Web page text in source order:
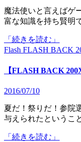
魔法使いと言えばゲームやファンタジー小説に数多く用いられているキャラクターである。一般に魔法使いに対して豊
富な知識を持ち賢明
「続きを読む」
Flash FLASH BACK
【FLASH BACK
2016/07/10
夏だ！祭りだ！参院選だ！…というわけで、みなさん投票には行きましたでしょうか？ 今回から18歳からも選挙権が
与えられたというこ
「続きを読む」